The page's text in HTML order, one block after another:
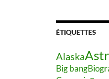
ÉTIQUETTES
Alaska
Big bang